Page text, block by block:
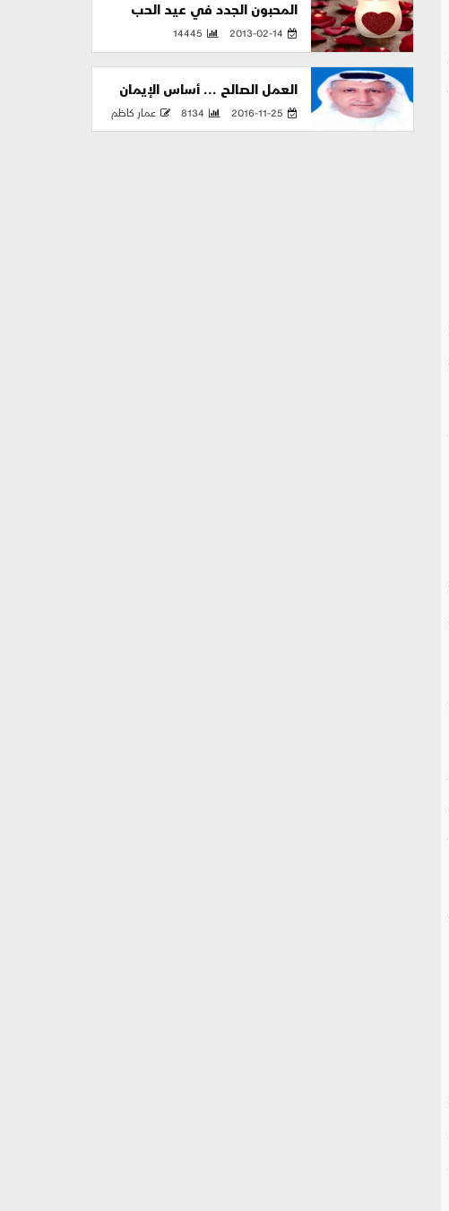
المحبون الجدد في عيد الحب
2013-02-14
14445
العمل الصالح ... أساس الإيمان
2016-11-25
8134 عمار كاظم